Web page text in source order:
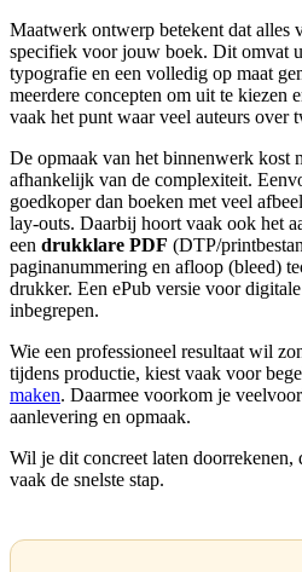
Maatwerk ontwerp betekent dat alles
specifiek voor jouw boek. Dit omvat
typografie en een volledig op maat
meerdere concepten om uit te kiezen
vaak het punt waar veel auteurs over
De opmaak van het binnenwerk kost
afhankelijk van de complexiteit.
goedkoper dan boeken met veel
lay-outs. Daarbij hoort vaak ook het
een drukklare PDF (DTP/
paginanummering en afloop (bleed)
drukker. Een ePub versie voor
inbegrepen.
Wie een professioneel resultaat wil
tijdens productie, kiest vaak voor
maken. Daarmee voorkom je
aanlevering en opmaak.
Wil je dit concreet laten doorrekenen,
vaak de snelste stap.